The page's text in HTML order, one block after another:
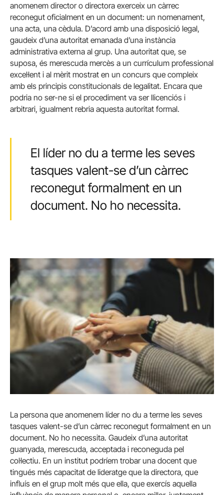
anomenem director o directora exerceix un càrrec
reconegut oficialment en un document: un nomenament,
una acta, una cèdula. D’acord amb una disposició legal,
gaudeix d’una autoritat emanada d’una instància
administrativa externa al grup. Una autoritat que, se
suposa, és merescuda mercès a un currículum professional
excel·lent i al mèrit mostrat en un concurs que compleix
amb els principis constitucionals de legalitat. Encara que
podria no ser-ne si el procediment va ser llicenciós i
arbitrari, igualment rebria aquesta autoritat formal.
El líder no du a terme les seves
tasques valent-se d’un càrrec
reconegut formalment en un
document. No ho necessita.
La persona que anomenem líder no du a terme les seves
tasques valent-se d’un càrrec reconegut formalment en un
document. No ho necessita. Gaudeix d’una autoritat
guanyada, merescuda, acceptada i reconeguda pel
col·lectiu. En un institut podríem trobar una docent que
tingués més capacitat de lideratge que la directora, que
influís en el grup molt més que ella, que exercís aquella